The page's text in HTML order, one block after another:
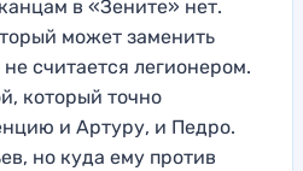
в «Зените» нет.
может заменить
считается легионером.
который точно
и Артуру, и Педро.
но куда ему против